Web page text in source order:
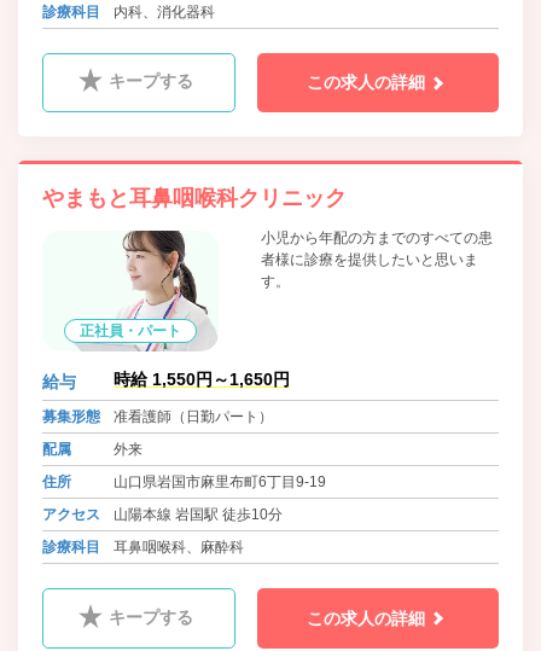
診療科目
内科、消化器科
キープする この求人の詳細
やまもと耳鼻咽喉科クリニック
正社員・パート
小児から年配の方までのすべての患
者様に診療を提供したいと思いま
す。
給与 時給 1,550円～1,650円
募集形態
准看護師（日勤パート）
配属
外来
住所
山口県岩国市麻里布町6丁目9-19
アクセス
山陽本線 岩国駅 徒歩10分
診療科目
耳鼻咽喉科、麻酔科
キープする この求人の詳細